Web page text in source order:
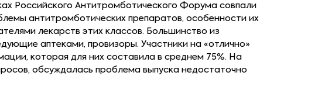
Российского Антитромботического Форума совпали
антитромботических препаратов, особенности их
лекарств этих классов. Большинство из
аптеками, провизоры. Участники на «отлично»
которая для них составила в среднем 75%. На
обсуждалась проблема выпуска недостаточно